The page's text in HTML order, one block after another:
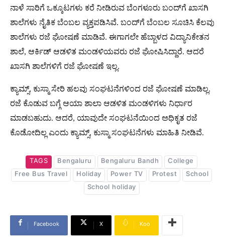
ನಾಳೆ ಸಾರಿಗೆ ಒಕ್ಕೂಟಗಳು ಕರೆ ನೀಡಿರುವ ಬೆಂಗಳೂರು ಬಂದ್‌ಗೆ ಖಾಸಗಿ
ಶಾಲೆಗಳು ನೈತಿಕ ಬೆಂಬಲ ವ್ಯಕ್ತಪಡಿಸಿವೆ. ಬಂದ್‌ಗೆ ಬೆಂಬಲ ಸೂಚಿಸಿ ಕೆಲವು
ಶಾಲೆಗಳು ರಜೆ ಘೋಷಣೆ ಮಾಡಿವೆ. ಈಗಾಗಲೇ ಹೆಬ್ಬಾಳದ ವಿದ್ಯಾನಿಕೇತನ
ಶಾಲೆ, ಆರ್ಕಿಡ್ ಆಡಳಿತ ಮಂಡಳಿಯವರು ರಜೆ ಘೋಷಿಸಿದ್ದಾರೆ. ಆದರೆ
ಖಾಸಗಿ ಶಾಲೆಗಳಿಗೆ ರಜೆ ಘೋಷಣೆ ಇಲ್ಲ.
ಕ್ಯಾಮ್ಸ್, ಕುಸ್ಮಾ ಸೇರಿ ಹಲವು ಸಂಘಟನೆಗಳಿಂದ ರಜೆ ಘೋಷಣೆ ಮಾಡಿಲ್ಲ.
ರಜೆ ಕೊಡುವ ಬಗ್ಗೆ ಆಯಾ ಶಾಲಾ ಆಡಳಿತ ಮಂಡಳಿಗಳು ನಿರ್ಧಾರ
ಮಾಡಬಹುದು. ಆದರೆ, ಯಾವುದೇ ಸಂಘಟನೆಯಿಂದ ಅಧಿಕೃತ ರಜೆ
ಕೊಡೋದಿಲ್ಲ ಎಂದು ಕ್ಯಾಮ್ಸ್, ಕುಸ್ಮಾ ಸಂಘಟನೆಗಳು ಮಾಹಿತಿ ನೀಡಿವೆ.
TAGS Bengaluru Bengaluru Bandh
College
Free Bus Travel
Holiday Power TV Protest
School
School holiday
Facebook X Koo